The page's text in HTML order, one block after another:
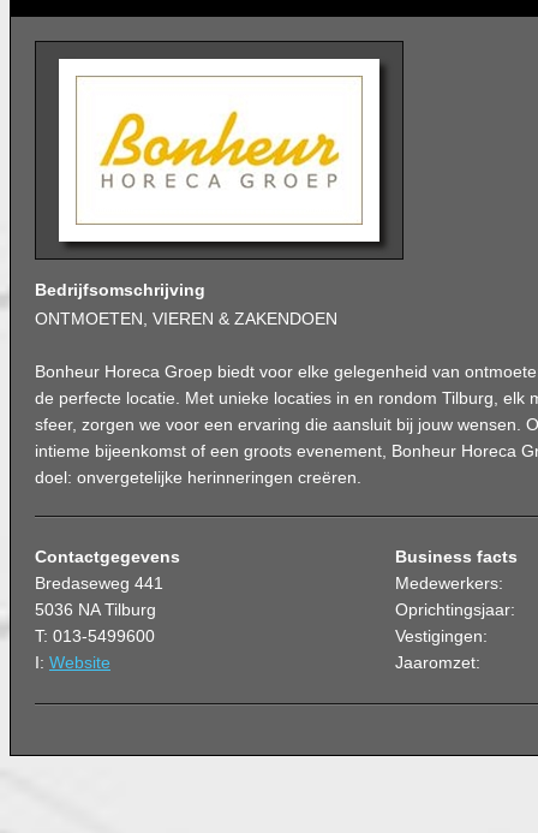
Bedrijfsomschrijving
ONTMOETEN, VIEREN & ZAKENDOEN
Bonheur Horeca Groep biedt voor elke gelegenheid van
de perfecte locatie. Met unieke locaties in en rondom Tilburg, elk
sfeer, zorgen we voor een ervaring die aansluit bij jouw wensen.
intieme bijeenkomst of een groots evenement, Bonheur Horeca
doel: onvergetelijke herinneringen creëren.
Contactgegevens
Bredaseweg 441
5036 NA Tilburg
T: 013-5499600
I: Website
Business facts
Medewerkers:
Oprichtingsjaar:
Vestigingen:
Jaaromzet: